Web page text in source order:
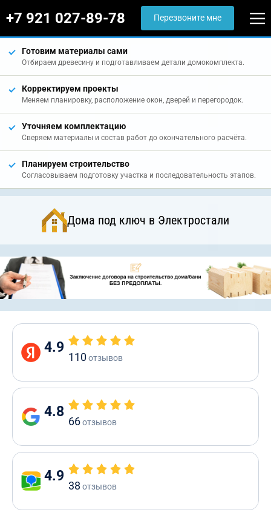
+7 921 027-89-78 Перезвоните мне
Готовим материалы сами
Отбираем древесину и подготавливаем детали домокомплекта.
Корректируем проекты
Меняем планировку, расположение окон, дверей и перегородок.
Уточняем комплектацию
Сверяем материалы и состав работ до окончательного расчёта.
Планируем строительство
Согласовываем подготовку участка и последовательность этапов.
Дома под ключ в Электростали
4.9
110отзывов
4.8
66отзывов
4.9
38 отзывов